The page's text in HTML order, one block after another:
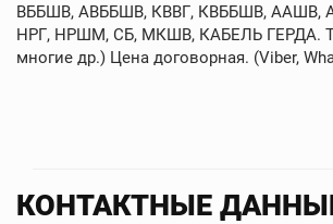
ВББШВ, АВББШВ, КВВГ, КВББШВ, ААШВ,
НРГ, НРШМ, СБ, МКШВ, КАБЕЛЬ ГЕРДА.
многие др.) Цена договорная. (Viber,
КОНТАКТНЫЕ